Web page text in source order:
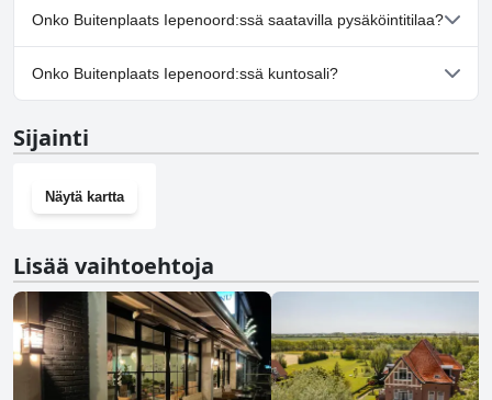
Ei, Buitenplaats Iepenoord ei salli koiria.
Onko Buitenplaats Iepenoord:ssä saatavilla pysäköintitilaa?
Kyllä, Buitenplaats Iepenoord tarjoaa pysäköintimahdollisuuden.
Onko Buitenplaats Iepenoord:ssä kuntosali?
Sijainti
Näytä kartta
Lisää vaihtoehtoja